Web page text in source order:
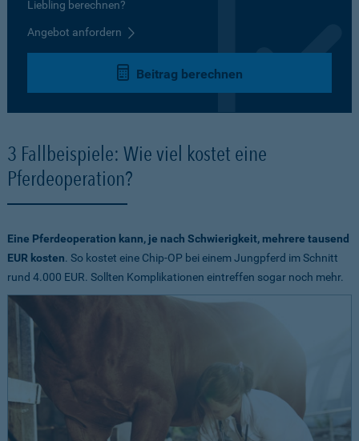
Liebling berechnen?
Angebot anfordern
Beitrag berechnen
3 Fallbeispiele: Wie viel kostet eine
Pferdeoperation?
Eine Pferdeoperation kann, je nach Schwierigkeit, mehrere tausend
EUR kosten. So kostet eine Chip-OP bei einem Jungpferd im Schnitt
rund 4.000 EUR. Sollten Komplikationen eintreffen sogar noch mehr.